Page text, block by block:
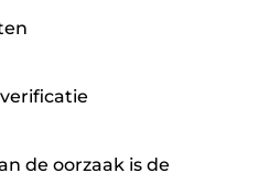
de oorzaak is de